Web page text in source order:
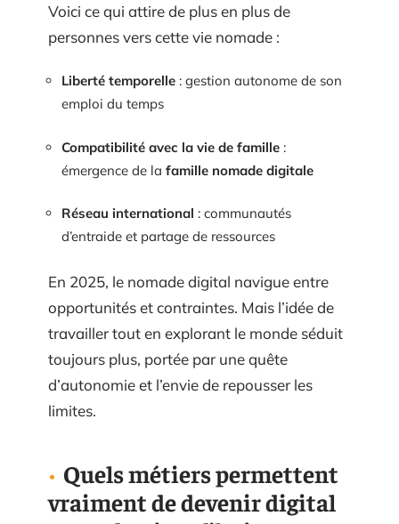
Voici ce qui attire de plus en plus de
personnes vers cette vie nomade :
Liberté temporelle : gestion autonome de son
emploi du temps
Compatibilité avec la vie de famille :
émergence de la famille nomade digitale
Réseau international : communautés
d’entraide et partage de ressources
En 2025, le nomade digital navigue entre
opportunités et contraintes. Mais l’idée de
travailler tout en explorant le monde séduit
toujours plus, portée par une quête
d’autonomie et l’envie de repousser les
limites.
Quels métiers permettent
vraiment de devenir digital